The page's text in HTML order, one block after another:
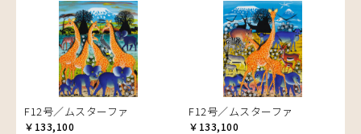
桜
サル
シマウマ
ゾウ
タンザニア
タンザニアの女性
ムロペ
ムワツカ
ムワメディ
F12号／ムスターファ
￥133,100
F12号／ムスターファ
￥133,100